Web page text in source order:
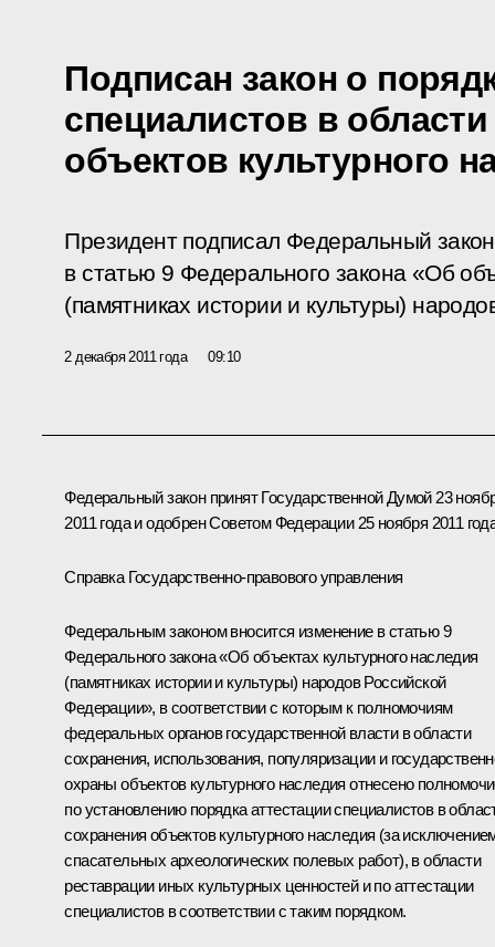
Подписан закон о
специалистов в
объектов культурного
Президент подписал Федеральный
в статью 9 Федерального закона «Об
(памятниках истории и культуры)
2 декабря 2011 года 09:10
Федеральный закон принят Государственной Думой 23
2011 года и одобрен Советом Федерации 25 ноября 2011
Справка Государственно-правового управления
Федеральным законом вносится изменение в статью 9
Федерального закона «Об объектах культурного наследия
(памятниках истории и культуры) народов Российской
Федерации», в соответствии с которым к полномочиям
федеральных органов государственной власти в области
сохранения, использования, популяризации и
охраны объектов культурного наследия отнесено
по установлению порядка аттестации специалистов в
сохранения объектов культурного наследия (за
спасательных археологических полевых работ), в области
реставрации иных культурных ценностей и по аттестации
специалистов в соответствии с таким порядком.